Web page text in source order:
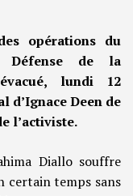
opérations du
de la
lundi 12
d’Ignace Deen de
l’activiste.
Diallo souffre
certain temps sans